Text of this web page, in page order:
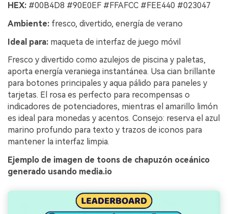
HEX: #00B4D8 #90E0EF #FFAFCC #FEE440 #023047
Ambiente: fresco, divertido, energía de verano
Ideal para: maqueta de interfaz de juego móvil
Fresco y divertido como azulejos de piscina y paletas,
aporta energía veraniega instantánea. Usa cian brillante
para botones principales y aqua pálido para paneles y
tarjetas. El rosa es perfecto para recompensas o
indicadores de potenciadores, mientras el amarillo limón
es ideal para monedas y acentos. Consejo: reserva el azul
marino profundo para texto y trazos de iconos para
mantener la interfaz limpia.
Ejemplo de imagen de toons de chapuzón oceánico
generado usando media.io